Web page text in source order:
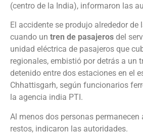
(centro de la India), informaron las
El accidente se produjo alrededor de
cuando un tren de pasajeros del
unidad eléctrica de pasajeros que
regionales, embistió por detrás a un
detenido entre dos estaciones en el
Chhattisgarh, según funcionarios
la agencia india PTI.
Al menos dos personas permanecen
restos, indicaron las autoridades.